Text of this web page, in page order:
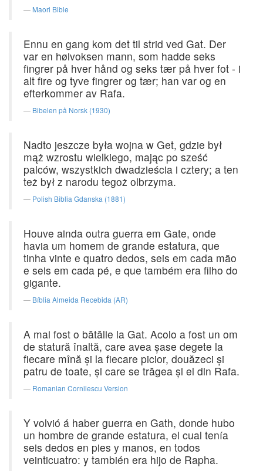
Maori Bible
Ennu en gang kom det til strid ved Gat. Der
var en høivoksen mann, som hadde seks
fingrer på hver hånd og seks tær på hver fot - i
alt fire og tyve fingrer og tær; han var og en
efterkommer av Rafa.
Bibelen på Norsk (1930)
Nadto jeszcze była wojna w Get, gdzie był
mąż wzrostu wielkiego, mając po sześć
palców, wszystkich dwadzieścia i cztery; a ten
też był z narodu tegoż olbrzyma.
Polish Biblia Gdanska (1881)
Houve ainda outra guerra em Gate, onde
havia um homem de grande estatura, que
tinha vinte e quatro dedos, seis em cada mão
e seis em cada pé, e que também era filho do
gigante.
Bíblia Almeida Recebida (AR)
A mai fost o bătălie la Gat. Acolo a fost un om
de statură înaltă, care avea şase degete la
fiecare mînă şi la fiecare picior, douăzeci şi
patru de toate, şi care se trăgea şi el din Rafa.
Romanian Cornilescu Version
Y volvió á haber guerra en Gath, donde hubo
un hombre de grande estatura, el cual tenía
seis dedos en pies y manos, en todos
veinticuatro: y también era hijo de Rapha.